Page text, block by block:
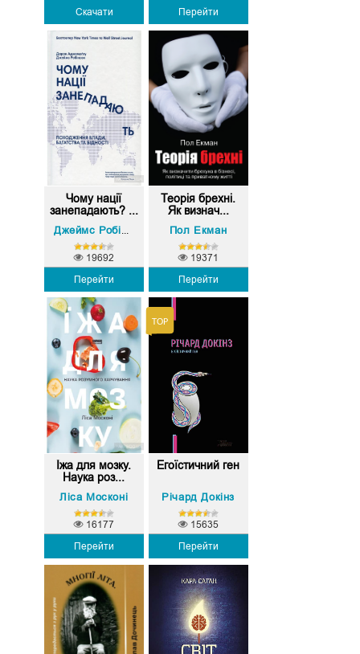
Скачати Перейти
Чому нації
занепадають? ...
Дарон Аджемоглу
Перейти
19692
Теорія брехні.
Як визнач...
Пол Екман
Перейти
19371
Їжа для мозку.
Наука роз...
Ліса Москоні
Перейти
16177
Егоїстичний ген
Річард Докінз
Перейти
15635